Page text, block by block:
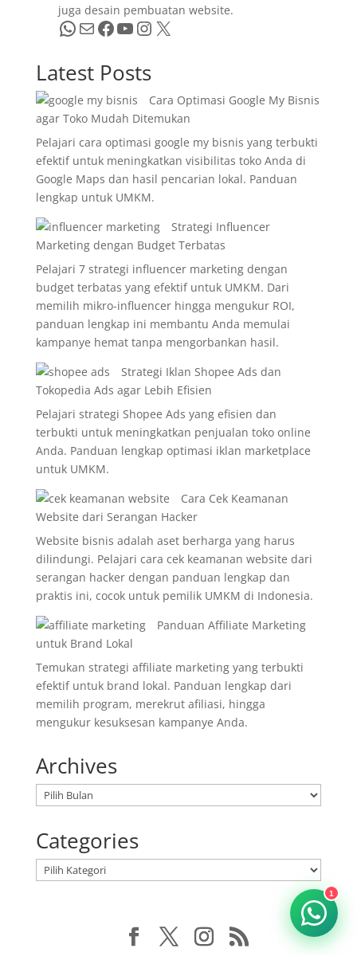
juga desain pembuatan website.
WhatsApp Mail Facebook YouTube InstagramX
Latest Posts
Cara Optimasi Google My Bisnis
agar Toko Mudah Ditemukan
Pelajari cara optimasi google my bisnis yang terbukti
efektif untuk meningkatkan visibilitas toko Anda di
Google Maps dan hasil pencarian lokal. Panduan
lengkap untuk UMKM.
Strategi Influencer
Marketing dengan Budget Terbatas
Pelajari 7 strategi influencer marketing dengan
budget terbatas yang efektif untuk UMKM. Dari
memilih mikro-influencer hingga mengukur ROI,
panduan lengkap ini membantu Anda memulai
kampanye hemat tanpa mengorbankan hasil.
Strategi Iklan Shopee Ads dan
Tokopedia Ads agar Lebih Efisien
Pelajari strategi Shopee Ads yang efisien dan
terbukti untuk meningkatkan penjualan toko online
Anda. Panduan lengkap optimasi iklan marketplace
untuk UMKM.
Cara Cek Keamanan
Website dari Serangan Hacker
Website bisnis adalah aset berharga yang harus
dilindungi. Pelajari cara cek keamanan website dari
serangan hacker dengan panduan lengkap dan
praktis ini, cocok untuk pemilik UMKM di Indonesia.
Panduan Affiliate Marketing
untuk Brand Lokal
Temukan strategi affiliate marketing yang terbukti
efektif untuk brand lokal. Panduan lengkap dari
memilih program, merekrut afiliasi, hingga
mengukur kesuksesan kampanye Anda.
Archives
Arsip
Categories
Kategori
1